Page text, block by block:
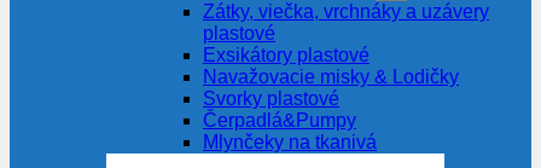
Zátky, viečka, vrchnáky a uzávery
plastové
Exsikátory plastové
Navažovacie misky & Lodičky
Svorky plastové
Čerpadlá&Pumpy
Mlynčeky na tkanivá